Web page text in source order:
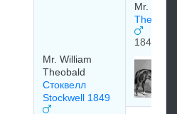
Mr. William
Theobald
Стоквелл
Stockwell 1849
Mr. Watts
The
1842